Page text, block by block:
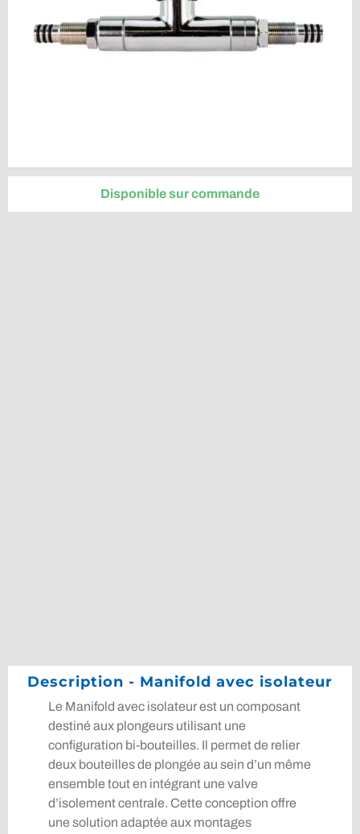
Disponible sur commande
Description - Manifold avec isolateur
Le Manifold avec isolateur est un composant
destiné aux plongeurs utilisant une
configuration bi-bouteilles. Il permet de relier
deux bouteilles de plongée au sein d’un même
ensemble tout en intégrant une valve
d’isolement centrale. Cette conception offre
une solution adaptée aux montages